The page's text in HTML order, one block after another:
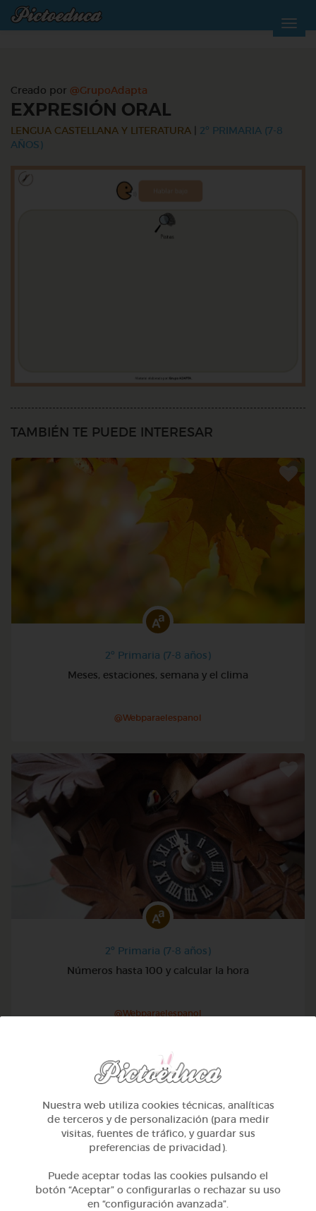
Creado por @GrupoAdapta
EXPRESIÓN ORAL
LENGUA CASTELLANA Y LITERATURA
2º PRIMARIA (7-8
AÑOS)
TAMBIÉN TE PUEDE INTERESAR
2º Primaria (7-8 años)
Meses, estaciones, semana y el clima
@Webparaelespanol
2º Primaria (7-8 años)
Números hasta 100 y calcular la hora
@Webparaelespanol
Nuestra web utiliza cookies técnicas, analíticas
de terceros y de personalización (para medir
visitas, fuentes de tráfico, y guardar sus
preferencias de privacidad).
Puede aceptar todas las cookies pulsando el
botón “Aceptar” o configurarlas o rechazar su uso
en “configuración avanzada”.